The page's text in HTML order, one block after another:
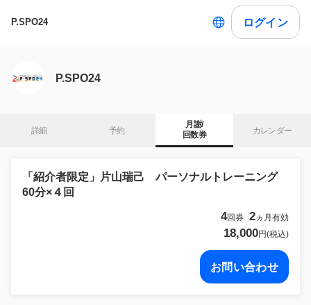
P.SPO24 ログイン
P.SPO24
詳細 予約
月謝/
回数券
カレンダー
「紹介者限定」片山瑞己 パーソナルトレーニング
60分×４回
4回券 2ヵ月有効
18,000円(税込)
お問い合わせ